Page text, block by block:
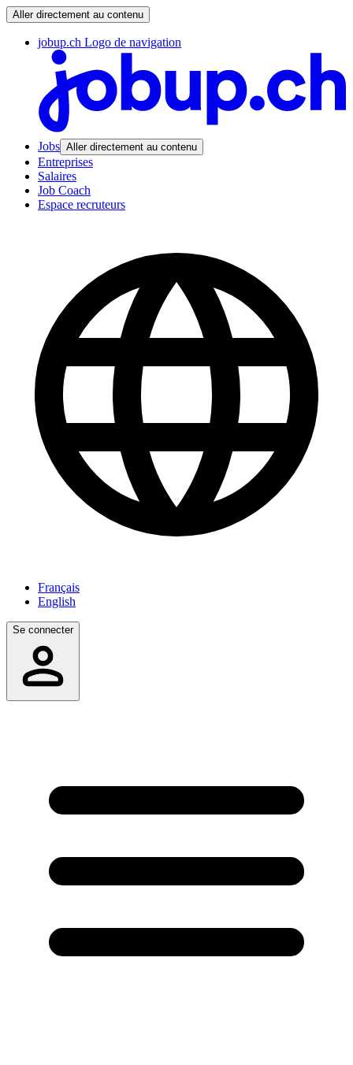
Aller directement au contenu
jobup.ch Logo de navigation
Jobs Aller directement au contenu
Entreprises
Salaires
Job Coach
Espace recruteurs
Français
English
Se connecter